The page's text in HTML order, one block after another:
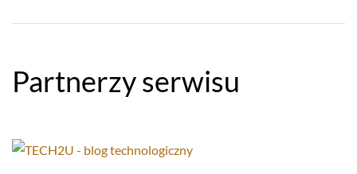
Partnerzy serwisu